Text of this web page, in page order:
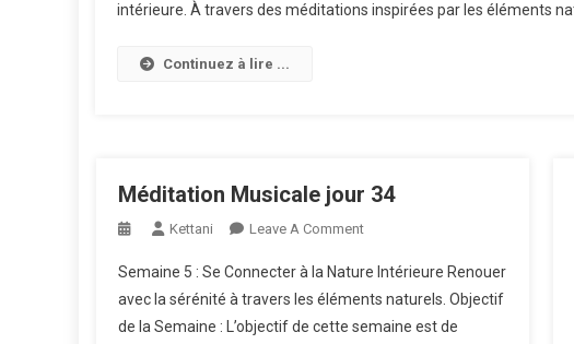
35
intérieure. À travers des méditations inspirées par les éléments
Continuez à lire ...
Méditation Musicale jour 34
Kettani Leave A CommentOn
Musicale
Jour
34
Semaine 5 : Se Connecter à la Nature Intérieure Renouer
avec la sérénité à travers les éléments naturels. Objectif
de la Semaine : L’objectif de cette semaine est de